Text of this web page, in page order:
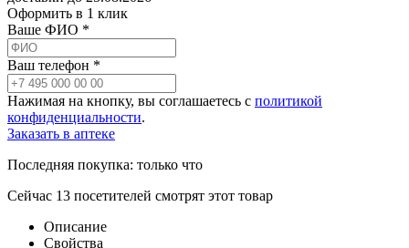
Оформить в 1 клик
Ваше ФИО *
Ваш телефон *
Нажимая на кнопку, вы соглашаетесь с политикой
конфиденциальности.
Заказать в аптеке
Последняя покупка: только что
Сейчас 13 посетителей смотрят этот товар
Описание
Свойства